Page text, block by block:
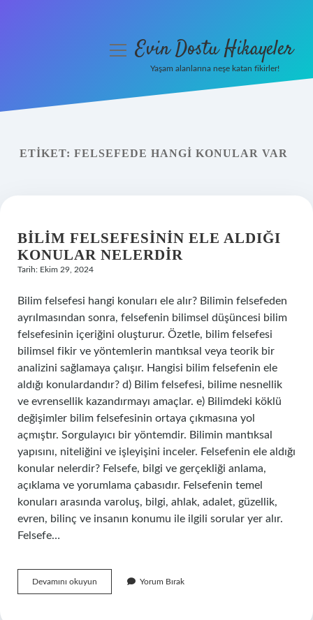
Yasal Uyarı
menüyüEvin Dostu Hikayeler
Yaşam alanlarına neşe katan fikirler!
ETIKET: FELSEFEDE HANGI KONULAR VAR
BILIM FELSEFESININ ELE ALDIĞI
KONULAR NELERDIR
Tarih: Ekim 29, 2024
Bilim felsefesi hangi konuları ele alır? Bilimin felsefeden
ayrılmasından sonra, felsefenin bilimsel düşüncesi bilim
felsefesinin içeriğini oluşturur. Özetle, bilim felsefesi
bilimsel fikir ve yöntemlerin mantıksal veya teorik bir
analizini sağlamaya çalışır. Hangisi bilim felsefenin ele
aldığı konulardandır? d) Bilim felsefesi, bilime nesnellik
ve evrensellik kazandırmayı amaçlar. e) Bilimdeki köklü
değişimler bilim felsefesinin ortaya çıkmasına yol
açmıştır. Sorgulayıcı bir yöntemdir. Bilimin mantıksal
yapısını, niteliğini ve işleyişini inceler. Felsefenin ele aldığı
konular nelerdir? Felsefe, bilgi ve gerçekliği anlama,
açıklama ve yorumlama çabasıdır. Felsefenin temel
konuları arasında varoluş, bilgi, ahlak, adalet, güzellik,
evren, bilinç ve insanın konumu ile ilgili sorular yer alır.
Felsefe…
Devamını okuyun
Felsefesinin
Yorum Bırak